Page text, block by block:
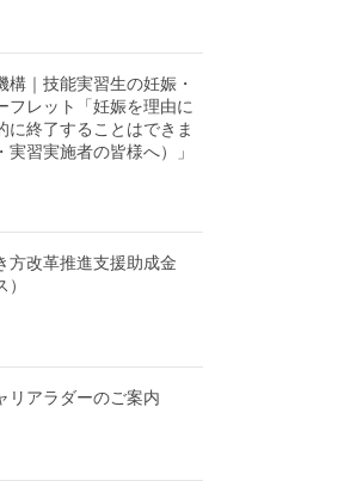
構｜技能実習生の妊娠・
フレット「妊娠を理由に
に終了することはできま
習実施者の皆様へ）」
方改革推進支援助成金
リアラダーのご案内